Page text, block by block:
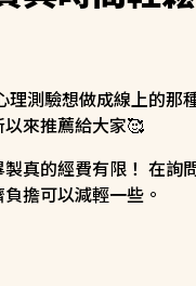
測驗想做成線上的那
來推薦給大家🥰
真的經費有限！ 在詢
擔可以減輕一些。